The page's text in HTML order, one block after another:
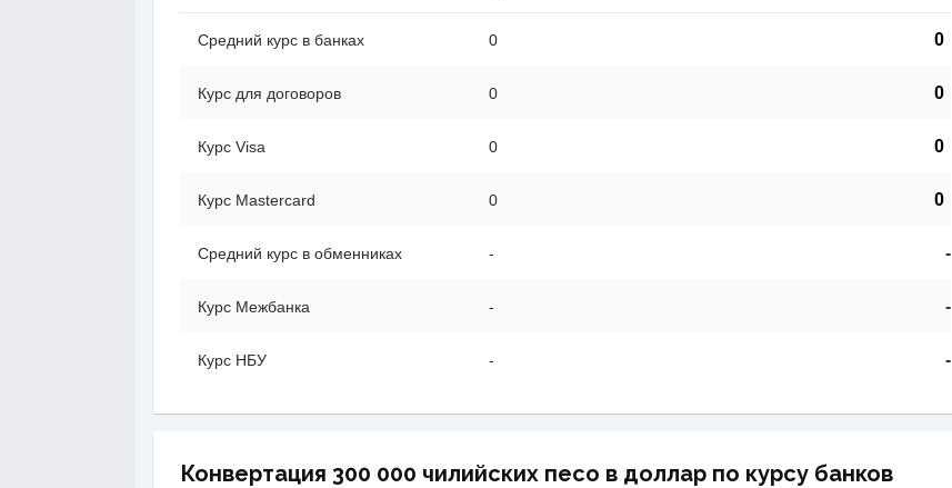
Средний курс в банках 0 0
Курс для договоров 0 0
Курс Visa 0 0
Курс Mastercard 0 0
Средний курс в обменниках - -
Курс Межбанка - -
Курс НБУ - -
Конвертация 300 000 чилийских песо в доллар по курсу банков